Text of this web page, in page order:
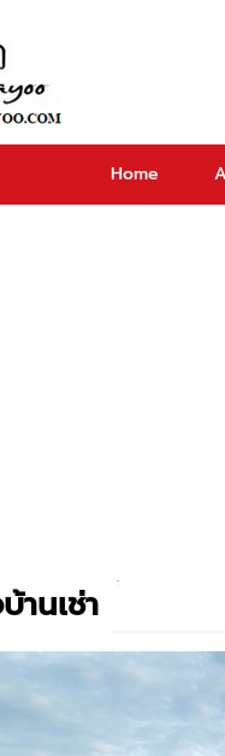
Home
านเช่า